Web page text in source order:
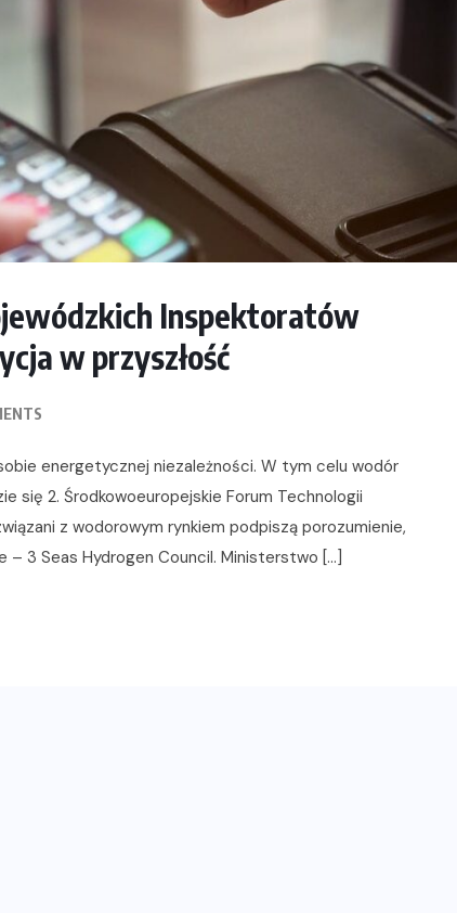
Inspektoratów
w przyszłość
energetycznej niezależności. W tym celu wodór
się 2. Środkowoeuropejskie Forum Technologii
z wodorowym rynkiem podpiszą porozumienie,
– 3 Seas Hydrogen Council. Ministerstwo […]